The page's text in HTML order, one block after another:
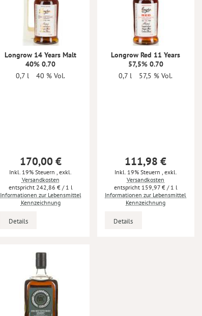
Longrow 14 Years Malt
40% 0.70
0,7 l
40 % Vol.
170,00 €
Inkl. 19% Steuern, exkl.
Versandkosten
242,86 €/ 1 l
Informationen zur Lebensmittel
Kennzeichnung
Details
Longrow Red 11 Years
57,5% 0.70
0,7 l
57,5 % Vol.
111,98 €
Inkl. 19% Steuern , exkl.
Versandkosten
159,97 €/ 1 l
Informationen zur Lebensmittel
Kennzeichnung
Details